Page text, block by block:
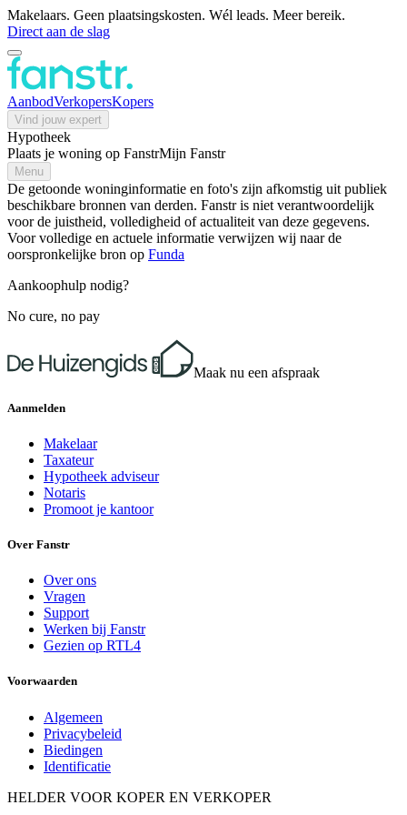
Makelaars. Geen plaatsingskosten. Wél leads. Meer bereik.
Direct aan de slag
AanbodVerkopersKopers
Vind jouw expert
Hypotheek
Plaats je woning op FanstrMijn Fanstr
Menu
De getoonde woninginformatie en foto's zijn afkomstig uit publiek
beschikbare bronnen van derden. Fanstr is niet verantwoordelijk
voor de juistheid, volledigheid of actualiteit van deze gegevens.
Voor volledige en actuele informatie verwijzen wij naar de
oorspronkelijke bron op Funda
Aankoophulp nodig?
No cure, no pay
Maak nu een afspraak
Aanmelden
Makelaar
Taxateur
Hypotheek adviseur
Notaris
Promoot je kantoor
Over Fanstr
Over ons
Vragen
Support
Werken bij Fanstr
Gezien op RTL4
Voorwaarden
Algemeen
Privacybeleid
Biedingen
Identificatie
HELDER VOOR KOPER EN VERKOPER